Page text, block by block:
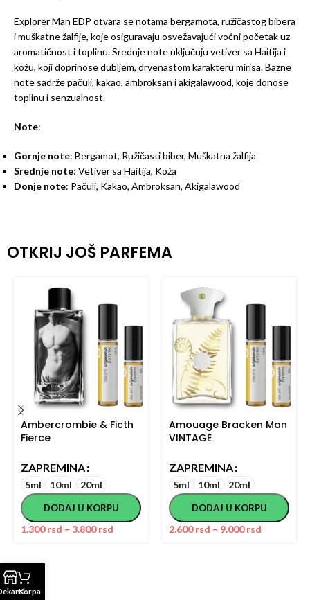
Explorer Man EDP otvara se notama bergamota, ružičastog bibera
i muškatne žalfije, koje osiguravaju osvežavajući voćni početak uz
aromatičnost i toplinu. Srednje note uključuju vetiver sa Haitija i
kožu, koji doprinose dubljem, drvenastom karakteru mirisa. Bazne
note sadrže pačuli, kakao, ambroksan i akigalawood, koje donose
toplinu i senzualnost.
Note:
Gornje note: Bergamot, Ružičasti biber, Muškatna žalfija
Srednje note: Vetiver sa Haitija, Koža
Donje note: Pačuli, Kakao, Ambroksan, Akigalawood
OTKRIJ JOŠ PARFEMA
Ambercrombie & Ficth
Fierce
ZAPREMINA
5ml 10ml 20ml
DODAJ U KORPU
1.300rsd – 3.800rsd
Amouage Bracken Man
VINTAGE
ZAPREMINA
5ml 10ml 20ml
DODAJ U KORPU
2.600rsd – 9.000rsd
Korpa